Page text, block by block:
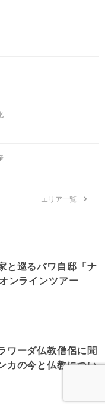
エリア一覧
と巡るバワ自邸「ナ
ンラインツアー
ワーダ仏教僧侶に聞
カの今と仏教につい